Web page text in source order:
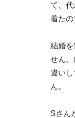
て、
着たの
結婚
せん
違い
ん。
Sさん